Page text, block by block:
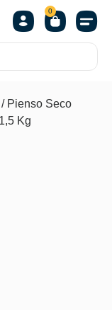
0
/ Pienso Seco
Kg